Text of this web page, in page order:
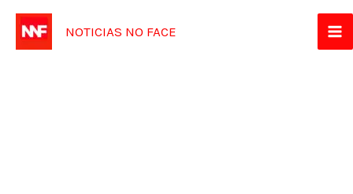
para
NOTICIAS NO FACE